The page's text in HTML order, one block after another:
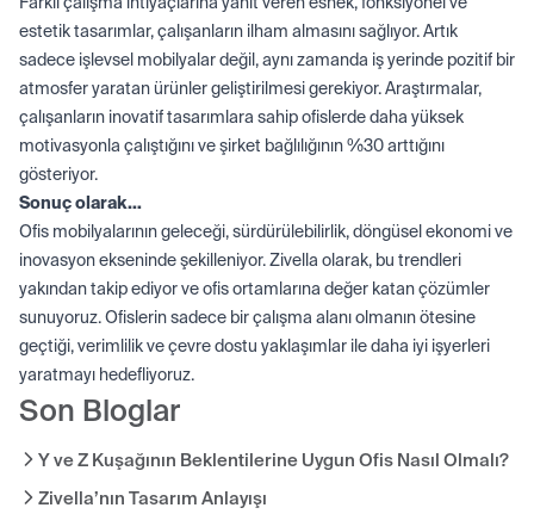
estetik tasarımlar, çalışanların ilham almasını sağlıyor. Artık
sadece işlevsel mobilyalar değil, aynı zamanda iş yerinde pozitif bir
atmosfer yaratan ürünler geliştirilmesi gerekiyor. Araştırmalar,
çalışanların inovatif tasarımlara sahip ofislerde daha yüksek
motivasyonla çalıştığını ve şirket bağlılığının %30 arttığını
gösteriyor.
Sonuç olarak…
Ofis mobilyalarının geleceği, sürdürülebilirlik, döngüsel ekonomi ve
inovasyon ekseninde şekilleniyor. Zivella olarak, bu trendleri
yakından takip ediyor ve ofis ortamlarına değer katan çözümler
sunuyoruz. Ofislerin sadece bir çalışma alanı olmanın ötesine
geçtiği, verimlilik ve çevre dostu yaklaşımlar ile daha iyi işyerleri
yaratmayı hedefliyoruz.
Son Bloglar
Y ve Z Kuşağının Beklentilerine Uygun Ofis Nasıl Olmalı?
Zivella’nın Tasarım Anlayışı